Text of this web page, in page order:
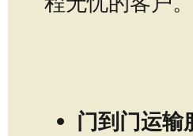
门到门运输